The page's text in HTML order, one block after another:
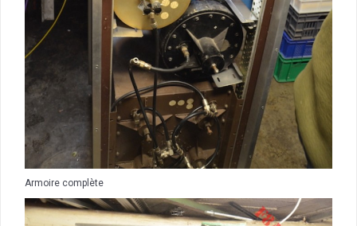
Armoire complète